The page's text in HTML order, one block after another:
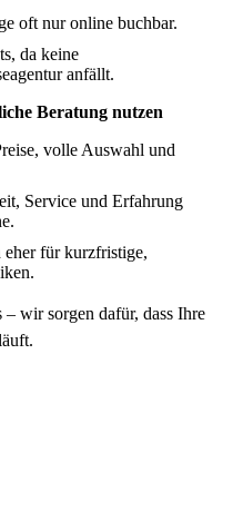
oft nur online buchbar.
da keine
anfällt.
Beratung nutzen
volle Auswahl und
Service und Erfahrung
eher für kurzfristige,
wir sorgen dafür, dass Ihre